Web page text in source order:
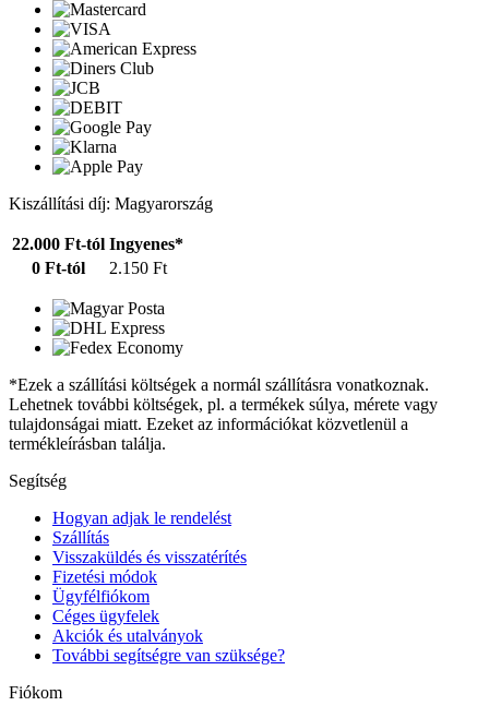
Kiszállítási díj: Magyarország
22.000 Ft-tól Ingyenes*
0 Ft-tól
2.150 Ft
*Ezek a szállítási költségek a normál szállításra vonatkoznak.
Lehetnek további költségek, pl. a termékek súlya, mérete vagy
tulajdonságai miatt. Ezeket az információkat közvetlenül a
termékleírásban találja.
Segítség
Hogyan adjak le rendelést
Szállítás
Visszaküldés és visszatérítés
Fizetési módok
Ügyfélfiókom
Céges ügyfelek
Akciók és utalványok
További segítségre van szüksége?
Fiókom